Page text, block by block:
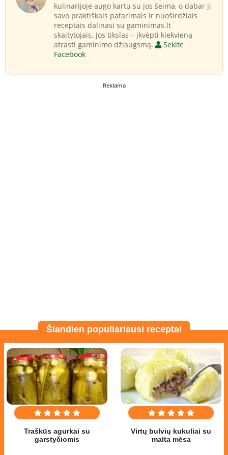
kulinarijoje augo kartu su jos šeima, o dabar ji
savo praktiškais patarimais ir nuoširdžiais
receptais dalinasi su gaminimas.lt
skaitytojais. Jos tikslas – įkvėpti kiekvieną
atrasti gaminimo džiaugsmą.
Sekite
Facebook
Reklama
Šiandien populiariausi receptai
Traškūs agurkai su
garstyčiomis
Virtų bulvių kukuliai su
malta mėsa